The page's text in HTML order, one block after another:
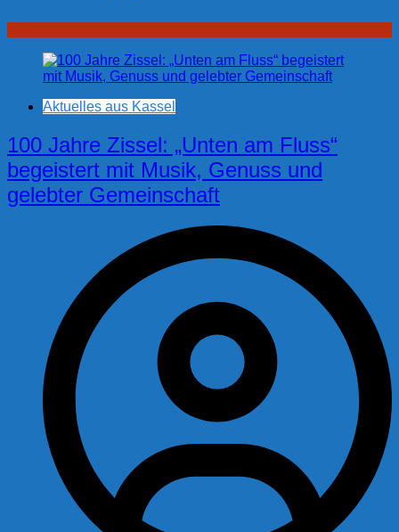
Aktuelles aus Kassel
100 Jahre Zissel: „Unten am Fluss“
begeistert mit Musik, Genuss und
gelebter Gemeinschaft